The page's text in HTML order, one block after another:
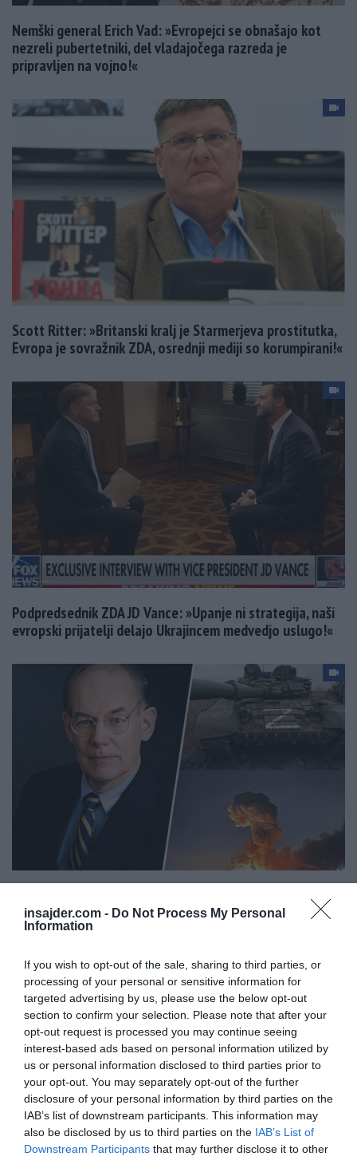
insajder.com - Do Not Process My Personal
Information
If you wish to opt-out of the sale, sharing to third parties, or
processing of your personal or sensitive information for
targeted advertising by us, please use the below opt-out
section to confirm your selection. Please note that after your
opt-out request is processed you may continue seeing
interest-based ads based on personal information utilized by
us or personal information disclosed to third parties prior to
your opt-out. You may separately opt-out of the further
disclosure of your personal information by third parties on the
IAB’s list of downstream participants. This information may
also be disclosed by us to third parties on the IAB’s List of
Downstream Participants that may further disclose it to other
Nemški general Erich Vad: »Evropejci se obnašajo kot
nezreli pubertetniki, del vladajočega razreda je
pripravljen na vojno!«
Scott Ritter: »Britanski kralj je Starmerjeva prostitutka,
Evropa je sovražnik ZDA, osrednji mediji so korumpirani!«
Podpredsednik ZDA JD Vance: »Upanje ni strategija, naši
evropski prijatelji delajo Ukrajincem medvedjo uslugo!«
violine« in zakaj imajo »branilci Ukrajine« kri na rokah?